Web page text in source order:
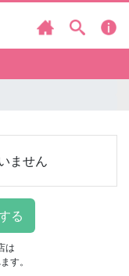
ません
は
す。